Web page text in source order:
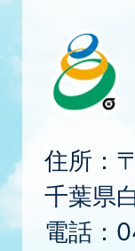
住所：
千葉県
電話：